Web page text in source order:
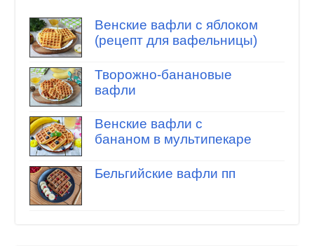
Венские вафли с яблоком
(рецепт для вафельницы)
Творожно-банановые
вафли
Венские вафли с
бананом в мультипекаре
Бельгийские вафли пп